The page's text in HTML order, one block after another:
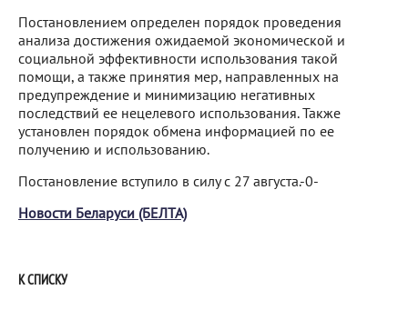
Постановлением определен порядок проведения
анализа достижения ожидаемой экономической и
социальной эффективности использования такой
помощи, а также принятия мер, направленных на
предупреждение и минимизацию негативных
последствий ее нецелевого использования. Также
установлен порядок обмена информацией по ее
получению и использованию.
Постановление вступило в силу с 27 августа.-0-
Новости Беларуси (БЕЛТА)
К СПИСКУ